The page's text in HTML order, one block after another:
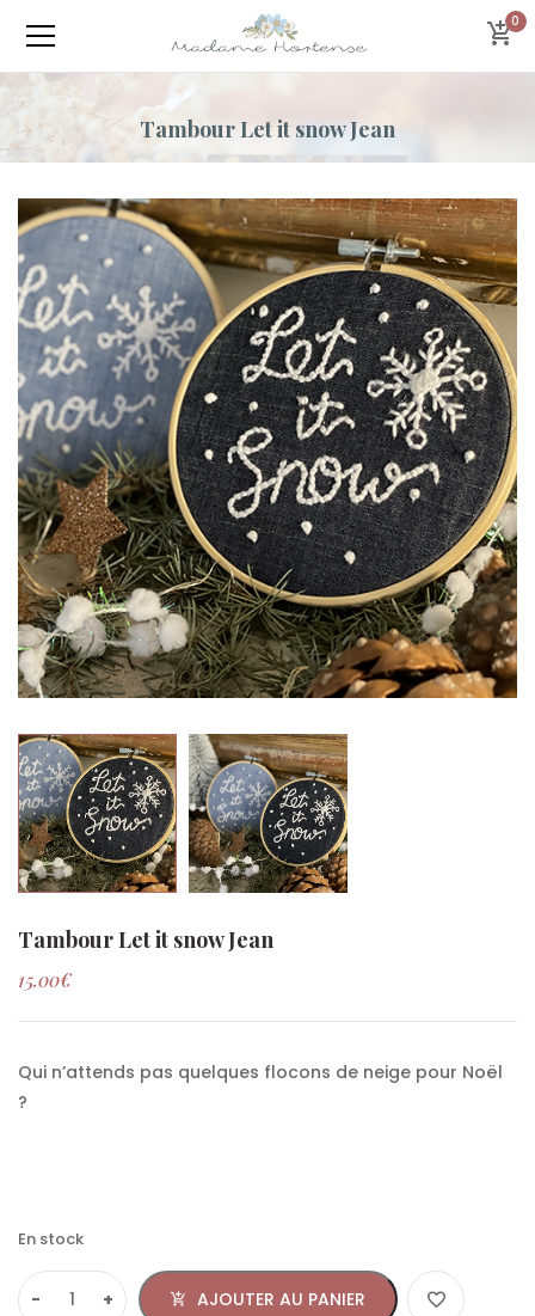
0
Tambour Let it snow Jean
Tambour Let it snow Jean
15.00€
Qui n’attends pas quelques flocons de neige pour Noël
?
En stock
AJOUTER AU PANIER